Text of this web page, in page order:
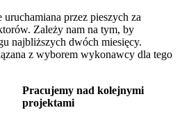
przez pieszych za
Zależy nam na tym, by
najbliższych dwóch miesięcy.
z wyborem wykonawcy dla tego
Pracujemy nad kolejnymi
projektami